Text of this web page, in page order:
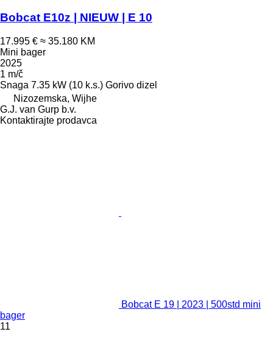
Bobcat E10z | NIEUW | E 10
17.995 € ≈ 35.180 KM
Mini bager
2025
1 m/č
Snaga 7.35 kW (10 k.s.) Gorivo dizel
Nizozemska, Wijhe
G.J. van Gurp b.v.
Kontaktirajte prodavca
Bobcat E 19 | 2023 | 500std mini
bager
11